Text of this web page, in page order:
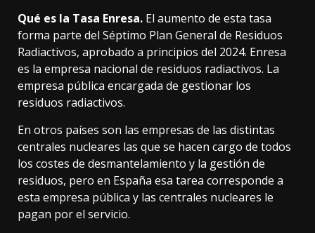
Qué es la Tasa Enresa. El aumento de esta tasa
forma parte del Séptimo Plan General de Residuos
Radiactivos, aprobado a principios del 2024. Enresa
es la empresa nacional de residuos radiactivos. La
empresa pública encargada de gestionar los
residuos radiactivos.
En otros países son las empresas de las distintas
centrales nucleares las que se hacen cargo de todos
los costes de desmantelamiento y la gestión de
residuos, pero en España esa tarea corresponde a
esta empresa pública y las centrales nucleares le
pagan por el servicio.